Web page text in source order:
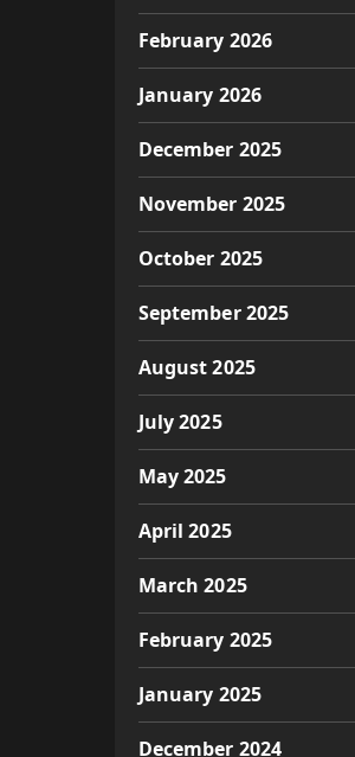
February 2026
January 2026
December 2025
November 2025
October 2025
September 2025
August 2025
July 2025
May 2025
April 2025
March 2025
February 2025
January 2025
December 2024